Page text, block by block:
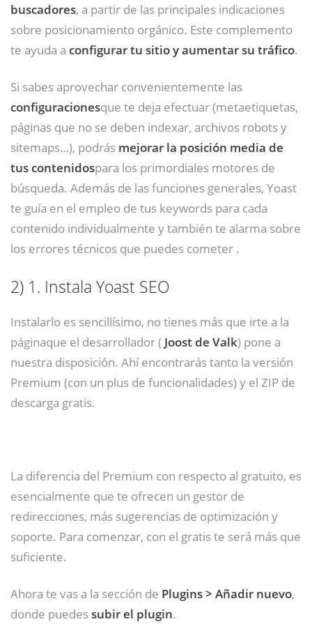
buscadores, a partir de las principales indicaciones
sobre posicionamiento orgánico. Este complemento
te ayuda a configurar tu sitio yaumentar su tráfico.
Si sabes aprovechar convenientemente las
configuracionesque te deja efectuar (metaetiquetas,
páginas que no se deben indexar, archivos robots y
sitemaps…), podrás mejorar la posición media de
tuscontenidospara los primordiales motores de
búsqueda. Además de las funciones generales, Yoast
te guía en el empleo de tus keywords para cada
contenido individualmente y también te alarma sobre
los errores técnicos que puedes cometer .
2) 1. Instala Yoast SEO
Instalarlo es sencillísimo, no tienes más que irte a la
páginaque el desarrollador ( Joost de Valk) pone a
nuestra disposición. Ahí encontrarás tanto la versión
Premium (con un plus de funcionalidades) y el ZIP de
descarga gratis.
La diferencia del Premium con respecto al gratuito, es
esencialmente que te ofrecen un gestor de
redirecciones, más sugerencias de optimización y
soporte. Para comenzar, con el gratis te será más que
suficiente.
Ahora te vas a la sección de Plugins > Añadir nuevo,
donde puedessubir el plugin.